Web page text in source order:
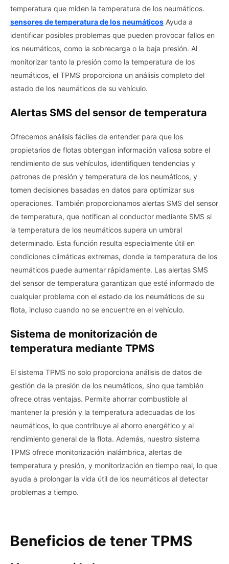
temperatura que miden la temperatura de los neumáticos.
sensores de temperatura de los neumáticos Ayuda a
identificar posibles problemas que pueden provocar fallos en
los neumáticos, como la sobrecarga o la baja presión. Al
monitorizar tanto la presión como la temperatura de los
neumáticos, el TPMS proporciona un análisis completo del
estado de los neumáticos de su vehículo.
Alertas SMS del sensor de temperatura
Ofrecemos análisis fáciles de entender para que los
propietarios de flotas obtengan información valiosa sobre el
rendimiento de sus vehículos, identifiquen tendencias y
patrones de presión y temperatura de los neumáticos, y
tomen decisiones basadas en datos para optimizar sus
operaciones. También proporcionamos alertas SMS del sensor
de temperatura, que notifican al conductor mediante SMS si
la temperatura de los neumáticos supera un umbral
determinado. Esta función resulta especialmente útil en
condiciones climáticas extremas, donde la temperatura de los
neumáticos puede aumentar rápidamente. Las alertas SMS
del sensor de temperatura garantizan que esté informado de
cualquier problema con el estado de los neumáticos de su
flota, incluso cuando no se encuentre en el vehículo.
Sistema de monitorización de
temperatura mediante TPMS
El sistema TPMS no solo proporciona análisis de datos de
gestión de la presión de los neumáticos, sino que también
ofrece otras ventajas. Permite ahorrar combustible al
mantener la presión y la temperatura adecuadas de los
neumáticos, lo que contribuye al ahorro energético y al
rendimiento general de la flota. Además, nuestro sistema
TPMS ofrece monitorización inalámbrica, alertas de
temperatura y presión, y monitorización en tiempo real, lo que
ayuda a prolongar la vida útil de los neumáticos al detectar
problemas a tiempo.
Beneficios de tener TPMS